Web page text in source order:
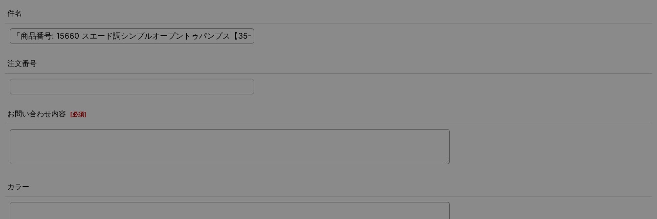
件名
注文番号
お問い合わせ内容 必須
カラー